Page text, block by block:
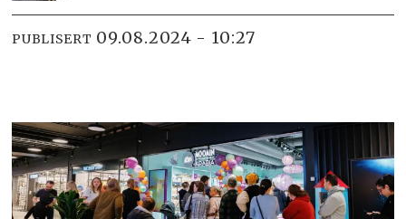
PUBLISERT 09.08.2024 - 10:27